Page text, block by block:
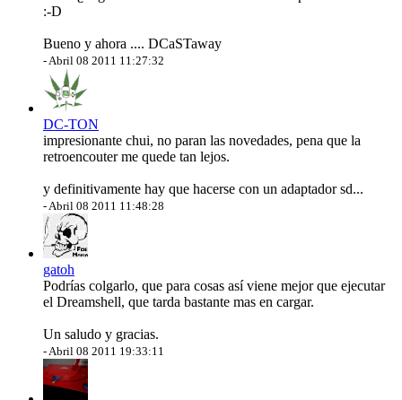
:-D
Bueno y ahora .... DCaSTaway
-Abril 08 2011 11:27:32
DC-TON
impresionante chui, no paran las novedades, pena que la
retroencouter me quede tan lejos.
y definitivamente hay que hacerse con un adaptador sd...
- Abril 08 2011 11:48:28
gatoh
Podrías colgarlo, que para cosas así viene mejor que ejecutar
el Dreamshell, que tarda bastante mas en cargar.
Un saludo y gracias.
- Abril 08 2011 19:33:11